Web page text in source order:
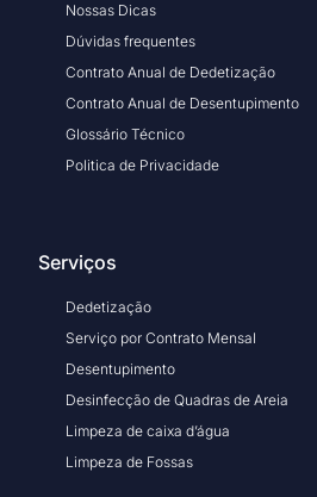
Nossas Dicas
Dúvidas frequentes
Contrato Anual de Dedetização
Contrato Anual de Desentupimento
Glossário Técnico
Politica de Privacidade
Serviços
Dedetização
Serviço por Contrato Mensal
Desentupimento
Desinfecção de Quadras de Areia
Limpeza de caixa d’água
Limpeza de Fossas